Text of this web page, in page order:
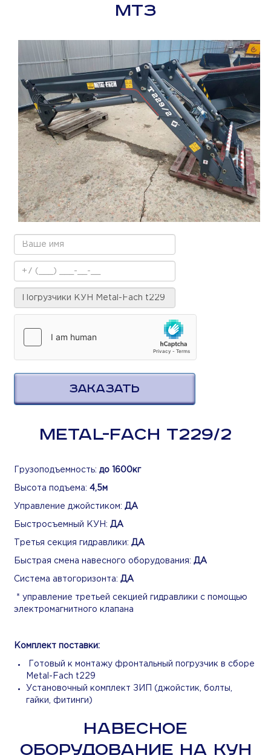
МТЗ
ЗАКАЗАТЬ
METAL-FACH T229/2
Грузоподъемность: до 1600кг
Высота подъема: 4,5м
Управление джойстиком: ДА
Быстросъемный КУН: ДА
Третья секция гидравлики: ДА
Быстрая смена навесного оборудования: ДА
Система автогоризонта: ДА
* управление третьей секцией гидравлики с помощью
электромагнитного клапана
Комплект поставки:
Готовый к монтажу фронтальный погрузчик в сборе
Metal-Fach t229
Установочный комплект ЗИП (джойстик, болты,
гайки, фитинги)
НАВЕСНОЕ
ОБОРУДОВАНИЕ НА КУН